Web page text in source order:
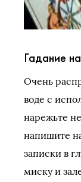
Гадание
Очень
воде с
нарежьте
напишите
записки в
миску и